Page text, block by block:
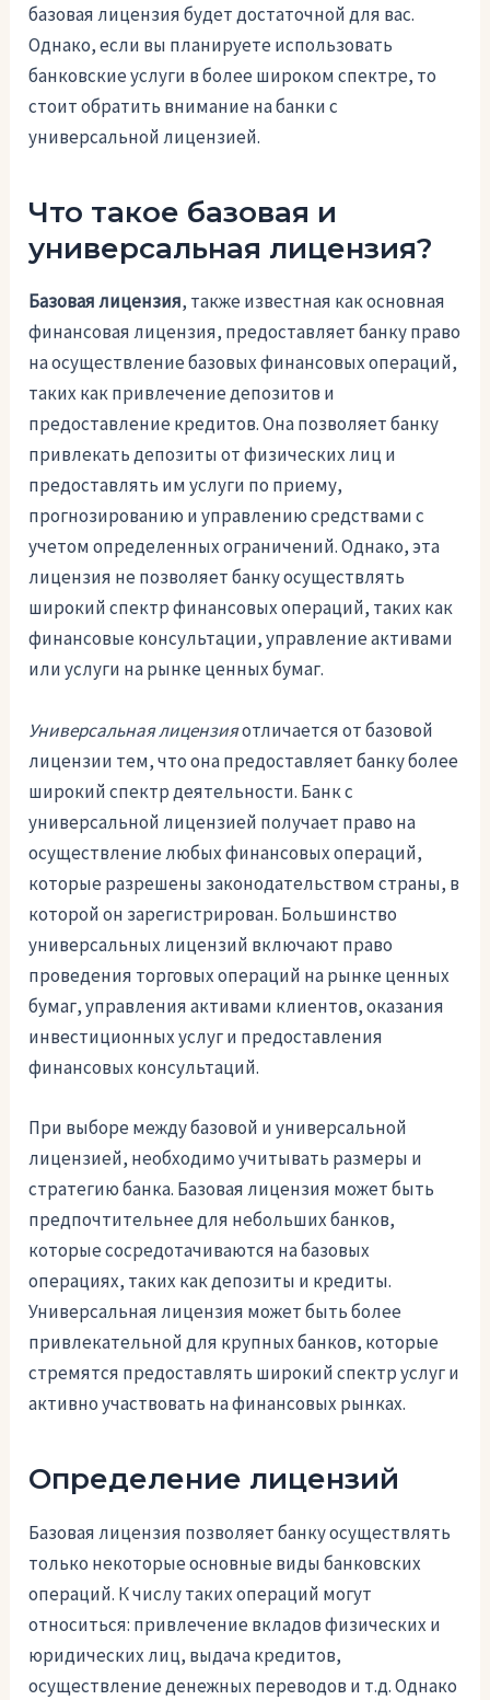
базовая лицензия будет достаточной для вас.
Однако, если вы планируете использовать
банковские услуги в более широком спектре, то
стоит обратить внимание на банки с
универсальной лицензией.
Что такое базовая и
универсальная лицензия?
Базовая лицензия, также известная как основная
финансовая лицензия, предоставляет банку право
на осуществление базовых финансовых операций,
таких как привлечение депозитов и
предоставление кредитов. Она позволяет банку
привлекать депозиты от физических лиц и
предоставлять им услуги по приему,
прогнозированию и управлению средствами с
учетом определенных ограничений. Однако, эта
лицензия не позволяет банку осуществлять
широкий спектр финансовых операций, таких как
финансовые консультации, управление активами
или услуги на рынке ценных бумаг.
Универсальная лицензияотличается от базовой
лицензии тем, что она предоставляет банку более
широкий спектр деятельности. Банк с
универсальной лицензией получает право на
осуществление любых финансовых операций,
которые разрешены законодательством страны, в
которой он зарегистрирован. Большинство
универсальных лицензий включают право
проведения торговых операций на рынке ценных
бумаг, управления активами клиентов, оказания
инвестиционных услуг и предоставления
финансовых консультаций.
При выборе между базовой и универсальной
лицензией, необходимо учитывать размеры и
стратегию банка. Базовая лицензия может быть
предпочтительнее для небольших банков,
которые сосредотачиваются на базовых
операциях, таких как депозиты и кредиты.
Универсальная лицензия может быть более
привлекательной для крупных банков, которые
стремятся предоставлять широкий спектр услуг и
активно участвовать на финансовых рынках.
Определение лицензий
Базовая лицензия позволяет банку осуществлять
только некоторые основные виды банковских
операций. К числу таких операций могут
относиться: привлечение вкладов физических и
юридических лиц, выдача кредитов,
осуществление денежных переводов и т.д. Однако